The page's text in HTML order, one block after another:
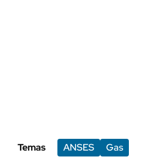
Temas ANSES Gas